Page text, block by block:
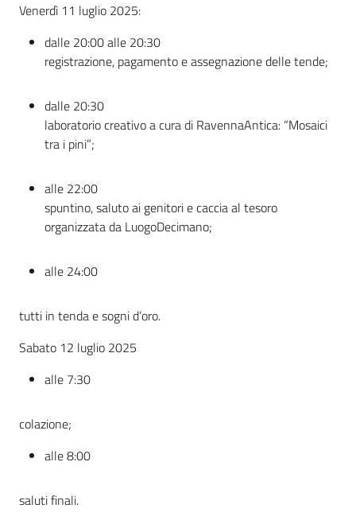
Venerdì 11 luglio 2025:
dalle 20:00 alle 20:30
registrazione, pagamento e assegnazione delle tende;
dalle 20:30
laboratorio creativo a cura di RavennaAntica: “Mosaici
tra i pini”;
alle 22:00
spuntino, saluto ai genitori e caccia al tesoro
organizzata da LuogoDecimano;
alle 24:00
tutti in tenda e sogni d’oro.
Sabato 12 luglio 2025
alle 7:30
colazione;
alle 8:00
saluti finali.